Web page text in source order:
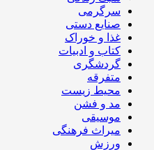
سرگرمی
صنایع دستی
غذا و خوراک
کتاب و ادبیات
گردشگری
متفرقه
محیط زیست
مد و فشن
موسیقی
میراث فرهنگی
ورزش